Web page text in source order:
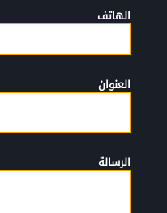
الهاتف
العنوان
الرسالة